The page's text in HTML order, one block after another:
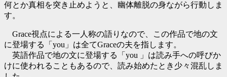
何とか真相を突き止めようと、幽体離脱の身ながら行動しま
す。
Grace視点による一人称の語りなので、この作品で地の文
に登場する「you」は全てGraceの夫を指します。
英語作品で地の文に登場する「you 」は読み手への呼びか
けに使われることもあるので、読み始めたとき少々混乱しま